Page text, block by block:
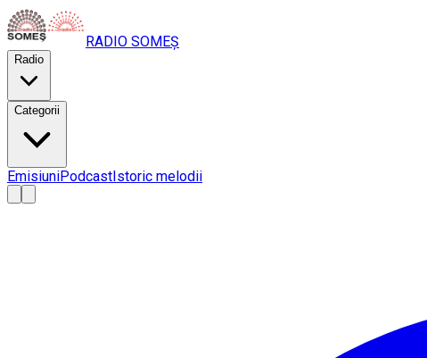
RADIO SOMEȘ
Radio
Categorii
EmisiuniPodcastIstoric melodii
AA